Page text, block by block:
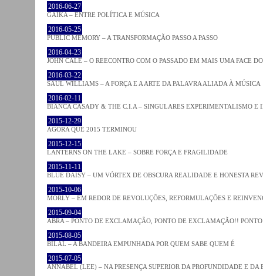
2016-06-27
GAIKA – ENTRE POLÍTICA E MÚSICA
2016-05-25
PUBLIC MEMORY – A TRANSFORMAÇÃO PASSO A PASSO
2016-04-23
JOHN CALE – O REECONTRO COM O PASSADO EM MAIS UMA FACE
2016-03-22
SAUL WILLIAMS – A FORÇA E A ARTE DA PALAVRA ALIADA À MÚSICA
2016-02-11
BIANCA CASADY & THE C.I.A – SINGULARES EXPERIMENTALISMO E
2015-12-29
AGORA QUE 2015 TERMINOU
2015-12-15
LANTERNS ON THE LAKE – SOBRE FORÇA E FRAGILIDADE
2015-11-11
BLUE DAISY – UM VÓRTEX DE OBSCURA REALIDADE E HONESTA
2015-10-06
MORLY – EM REDOR DE REVOLUÇÕES, REFORMULAÇÕES E
2015-09-04
ABRA – PONTO DE EXCLAMAÇÃO, PONTO DE EXCLAMAÇÃO!!
2015-08-05
BILAL – A BANDEIRA EMPUNHADA POR QUEM SABE QUEM É
2015-07-05
ANNABEL (LEE) – NA PRESENÇA SUPERIOR DA PROFUNDIDADE E DA